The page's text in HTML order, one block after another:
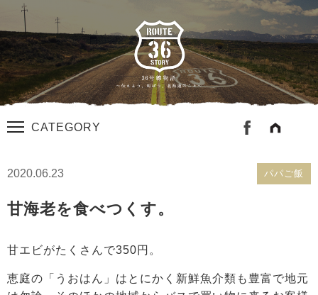
CATEGORY
2020.06.23 パパご飯
甘海老を食べつくす。
甘エビがたくさんで350円。
恵庭の「うおはん」はとにかく新鮮魚介類も豊富で地元